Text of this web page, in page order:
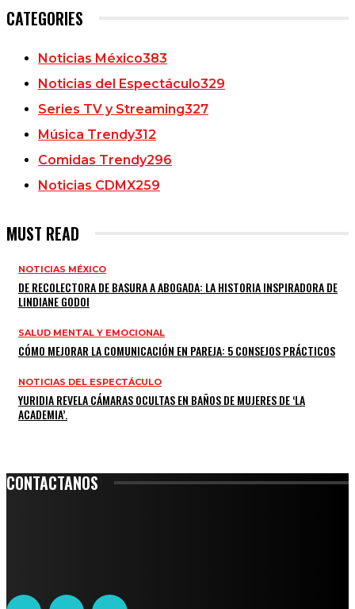
CATEGORIES
Noticias México383
Noticias del Espectáculo329
Series TV y Streaming327
Música Trendy312
Comidas Trendy296
Noticias CDMX259
MUST READ
NOTICIAS MÉXICO
DE RECOLECTORA DE BASURA A ABOGADA: LA HISTORIA INSPIRADORA DE
LINDIANE GODOI
SALUD MENTAL Y EMOCIONAL
CÓMO MEJORAR LA COMUNICACIÓN EN PAREJA: 5 CONSEJOS PRÁCTICOS
NOTICIAS DEL ESPECTÁCULO
YURIDIA REVELA CÁMARAS OCULTAS EN BAÑOS DE MUJERES DE ‘LA
ACADEMIA’.
CONTACTANOS